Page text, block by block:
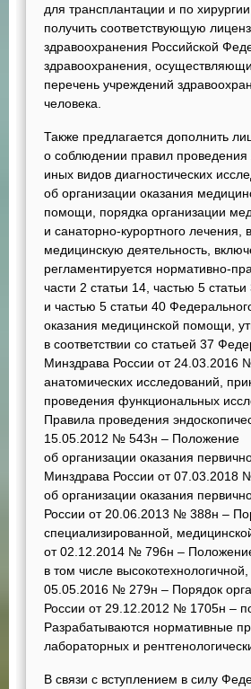
для трансплантации и по
получить соответствующую
здравоохранения Российской
здравоохранения,
перечень учреждений
человека.
Также предлагается дополнить
о соблюдении правил проведения
иных видов диагностических
об организации оказания
помощи, порядка организации
и санаторно-курортного лечения,
медицинскую деятельность,
регламентируется нормативно-
части 2 статьи 14, частью 5 статьи
и частью 5 статьи 40
оказания медицинской помощи,
в соответствии со статьей 37
Минздрава России от 24.03.2016
анатомических исследований,
проведения функциональных
Правила проведения
15.05.2012 № 543н – Положение
об организации оказания
Минздрава России от 07.03.2018
об организации оказания
России от 20.06.2013 № 388н –
специализированной,
от 02.12.2014 № 796н –
в том числе
05.05.2016 № 279н – Порядок
России от 29.12.2012 № 1705н –
Разрабатываются нормативные
лабораторных и
В связи с вступлением в силу